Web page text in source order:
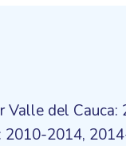
Valle del Cauca:
2010-2014,